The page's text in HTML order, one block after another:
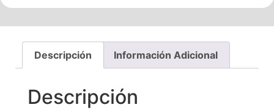
Descripción Información Adicional
Descripción